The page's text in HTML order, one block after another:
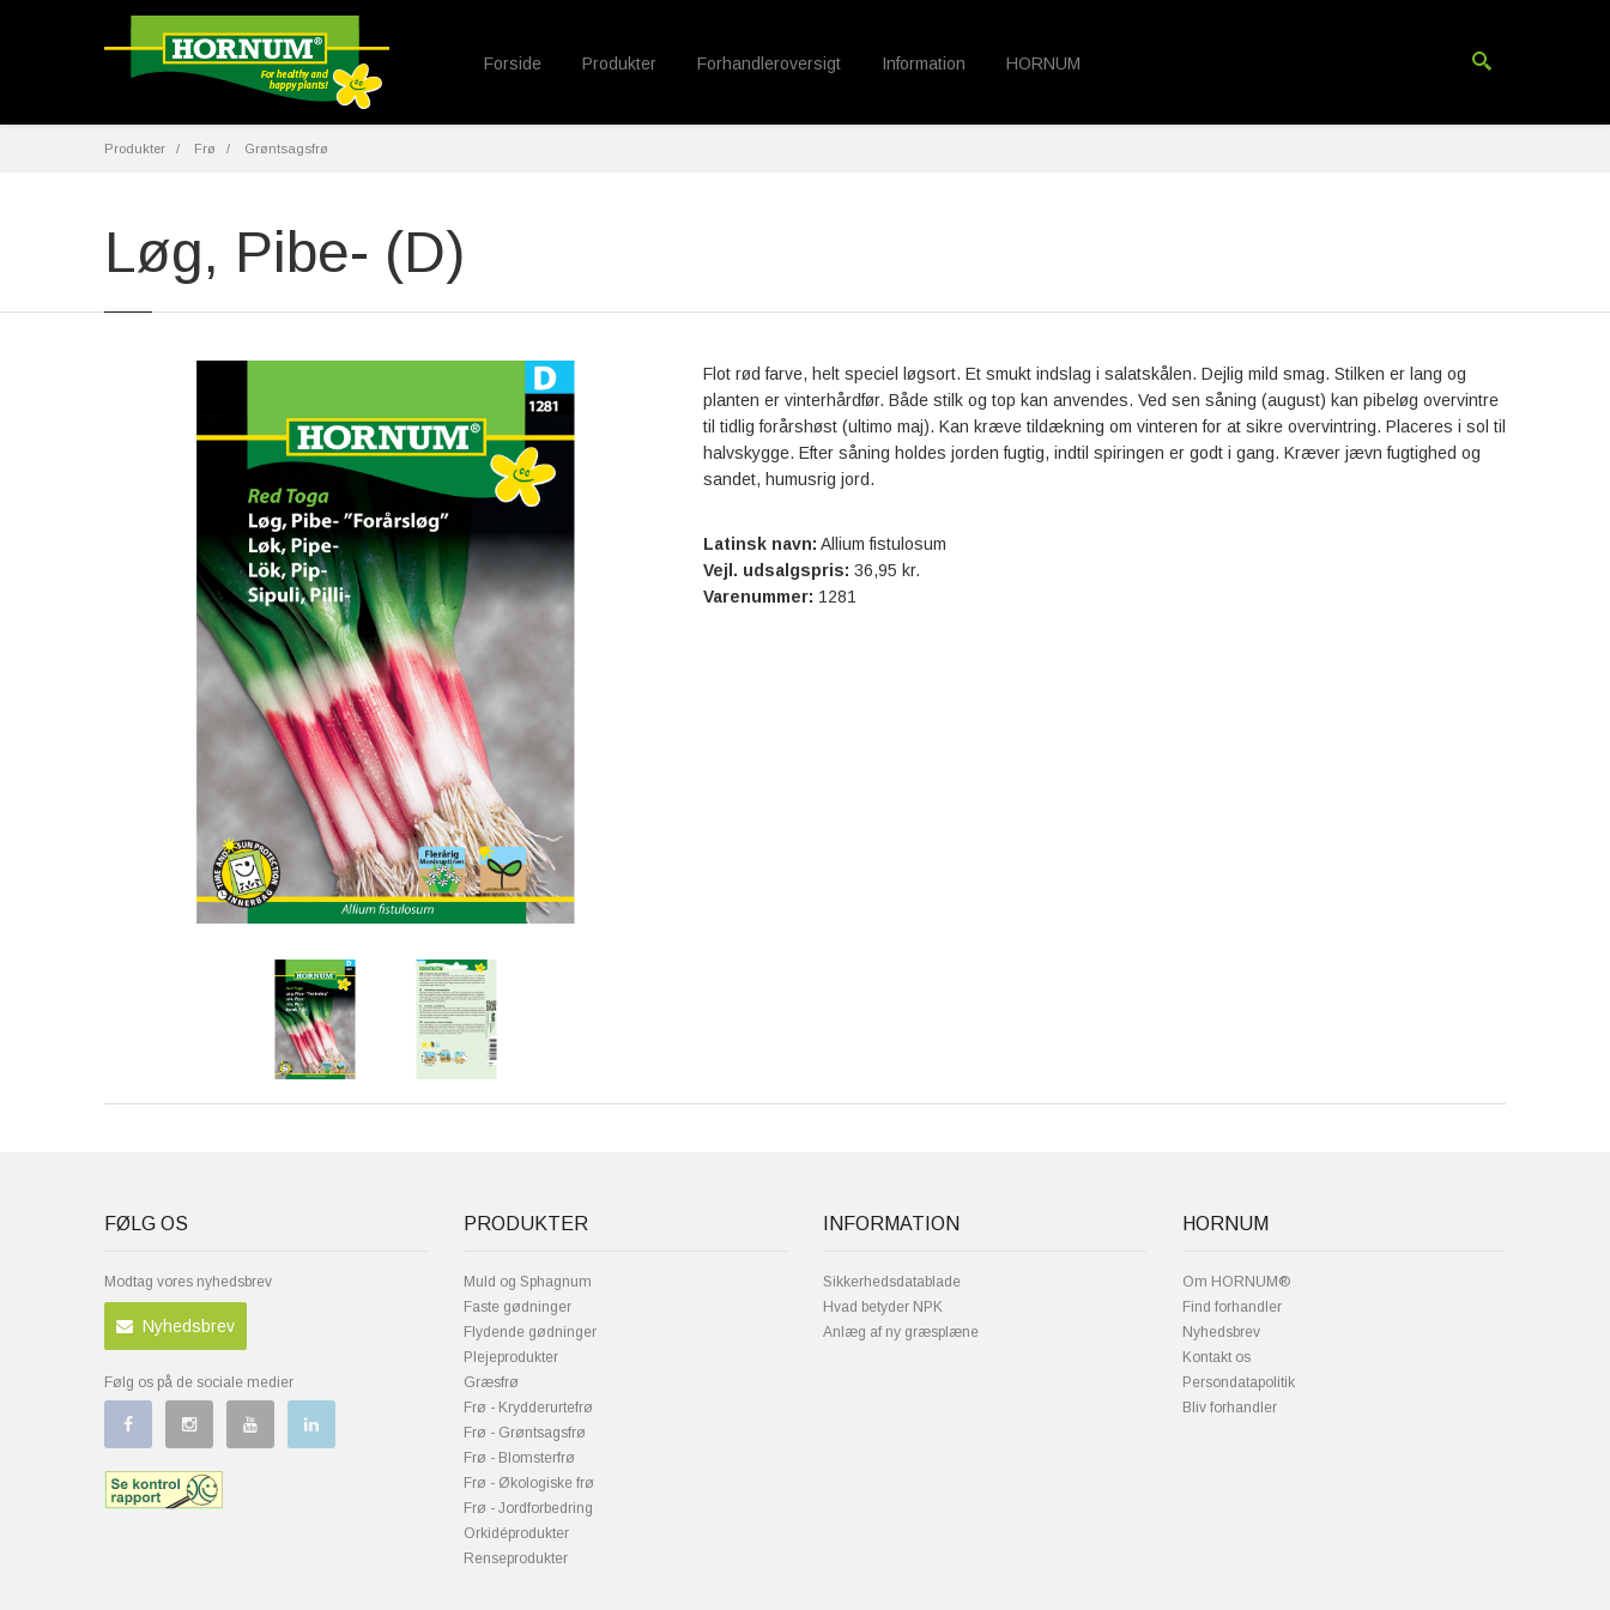
Forside Produkter Forhandleroversigt Information HORNUM
Produkter Frø Grøntsagsfrø
Løg, Pibe- (D)
Flot rød farve, helt speciel løgsort. Et smukt indslag i salatskålen. Dejlig mild smag. Stilken er lang og
planten er vinterhårdfør. Både stilk og top kan anvendes. Ved sen såning (august) kan pibeløg overvintre
til tidlig forårshøst (ultimo maj). Kan kræve tildækning om vinteren for at sikre overvintring. Placeres i sol til
halvskygge. Efter såning holdes jorden fugtig, indtil spiringen er godt i gang. Kræver jævn fugtighed og
sandet, humusrig jord.
Latinsk navn: Allium fistulosum
Vejl. udsalgspris: 36,95 kr.
Varenummer: 1281
FØLG OS
Modtag vores nyhedsbrev
Nyhedsbrev
Følg os på de sociale medier
PRODUKTER
Muld og Sphagnum
Faste gødninger
Flydende gødninger
Plejeprodukter
Græsfrø
Frø - Krydderurtefrø
Frø - Grøntsagsfrø
Frø - Blomsterfrø
Frø - Økologiske frø
Frø - Jordforbedring
Orkidéprodukter
Renseprodukter
INFORMATION
Sikkerhedsdatablade
Hvad betyder NPK
Anlæg af ny græsplæne
HORNUM
Om HORNUM®
Find forhandler
Nyhedsbrev
Kontakt os
Persondatapolitik
Bliv forhandler